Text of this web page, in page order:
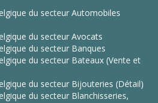
du secteur Automobiles
du secteur Avocats
du secteur Banques
du secteur Bateaux (Vente et
du secteur Bijouteries (Détail)
du secteur Blanchisseries,